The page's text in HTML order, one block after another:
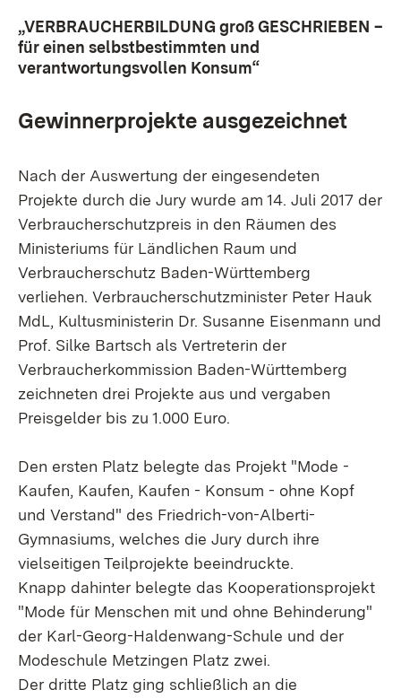
„VERBRAUCHERBILDUNG groß GESCHRIEBEN –
für einen selbstbestimmten und
verantwortungsvollen Konsum“
Gewinnerprojekte ausgezeichnet
Nach der Auswertung der eingesendeten
Projekte durch die Jury wurde am 14. Juli 2017 der
Verbraucherschutzpreis in den Räumen des
Ministeriums für Ländlichen Raum und
Verbraucherschutz Baden-Württemberg
verliehen. Verbraucherschutzminister Peter Hauk
MdL, Kultusministerin Dr. Susanne Eisenmann und
Prof. Silke Bartsch als Vertreterin der
Verbraucherkommission Baden-Württemberg
zeichneten drei Projekte aus und vergaben
Preisgelder bis zu 1.000 Euro.
Den ersten Platz belegte das Projekt "Mode -
Kaufen, Kaufen, Kaufen - Konsum - ohne Kopf
und Verstand" des Friedrich-von-Alberti-
Gymnasiums, welches die Jury durch ihre
vielseitigen Teilprojekte beeindruckte.
Knapp dahinter belegte das Kooperationsprojekt
"Mode für Menschen mit und ohne Behinderung"
der Karl-Georg-Haldenwang-Schule und der
Modeschule Metzingen Platz zwei.
Der dritte Platz ging schließlich an die